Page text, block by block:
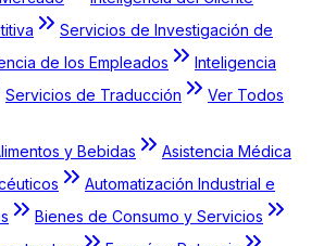
Servicios de Investigación de
de los Empleados
Inteligencia
Servicios de Traducción
Ver Todos
y Bebidas
Asistencia Médica
Automatización Industrial e
Bienes de Consumo y Servicios